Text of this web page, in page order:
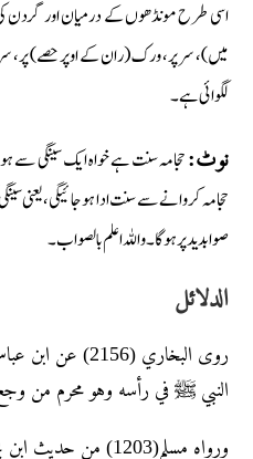
اسی طرح مونڈھوں کے درمیان اور
میں)، سر پر، ورک (ران کے اوپر حصے) پر،
لگوائی ہے۔
نوٹ:حجامہ سنت ہے خواہ ایک سینگی سے
حجامہ کروانے سے سنت ادا ہوجائیگی، یعنی
صوابدید پر ہوگا۔ واللہ اعلم بالصواب۔
الدلائل
روى البخاري
النبي ﷺ في رأسه وهو محرم من
ورواه مسلم(1203) من